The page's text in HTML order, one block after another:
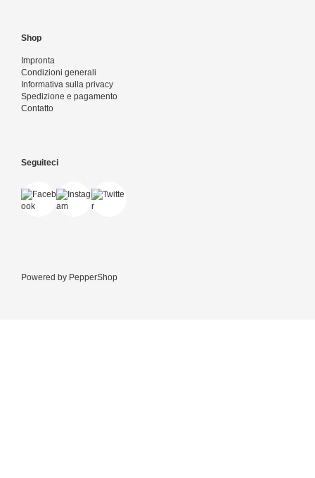
Shop
Impronta
Condizioni generali
Informativa sulla privacy
Spedizione e pagamento
Contatto
Seguiteci
Powered by PepperShop